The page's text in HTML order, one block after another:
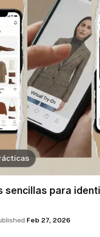
sencillas para
Feb 27, 2026